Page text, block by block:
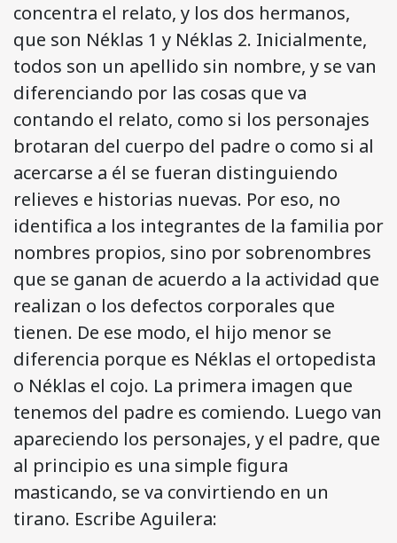
concentra el relato, y los dos hermanos,
que son Néklas 1 y Néklas 2. Inicialmente,
todos son un apellido sin nombre, y se van
diferenciando por las cosas que va
contando el relato, como si los personajes
brotaran del cuerpo del padre o como si al
acercarse a él se fueran distinguiendo
relieves e historias nuevas. Por eso, no
identifica a los integrantes de la familia por
nombres propios, sino por sobrenombres
que se ganan de acuerdo a la actividad que
realizan o los defectos corporales que
tienen. De ese modo, el hijo menor se
diferencia porque es Néklas el ortopedista
o Néklas el cojo. La primera imagen que
tenemos del padre es comiendo. Luego van
apareciendo los personajes, y el padre, que
al principio es una simple figura
masticando, se va convirtiendo en un
tirano. Escribe Aguilera: